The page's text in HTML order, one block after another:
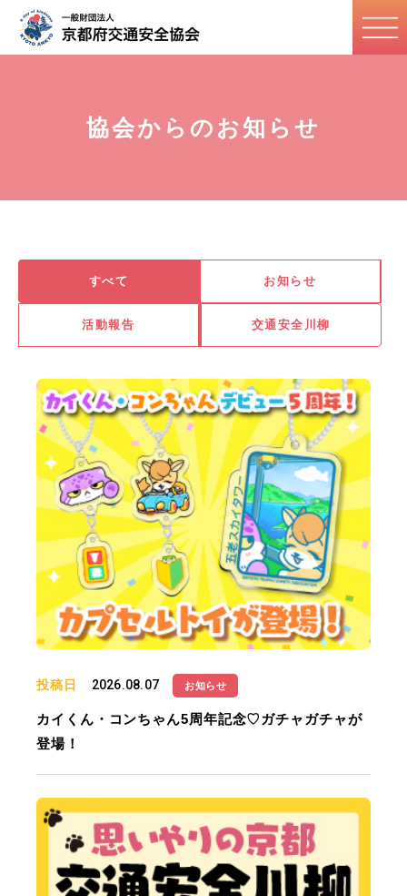
協会からのお知らせ
すべて お知らせ
活動報告 交通安全川柳
投稿日 2026.08.07 お知らせ
カイくん・コンちゃん5周年記念♡ガチャガチャが
登場！